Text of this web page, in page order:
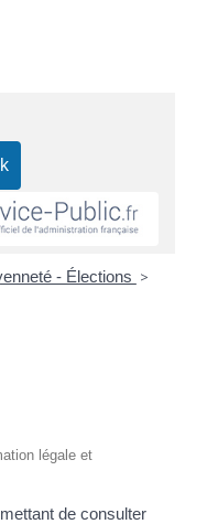
- Élections >
légale et
de consulter